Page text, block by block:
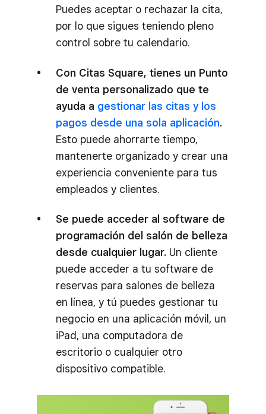
Puedes aceptar o rechazar la cita,
por lo que sigues teniendo pleno
control sobre tu calendario.
Con Citas Square, tienes un Punto
de venta personalizado que te
ayuda a gestionar las citas y los
pagos desde una sola aplicación.
Esto puede ahorrarte tiempo,
mantenerte organizado y crear una
experiencia conveniente para tus
empleados y clientes.
Se puede acceder al software de
programación del salón de belleza
desde cualquier lugar. Un cliente
puede acceder a tu software de
reservas para salones de belleza
en línea, y tú puedes gestionar tu
negocio en una aplicación móvil, un
iPad, una computadora de
escritorio o cualquier otro
dispositivo compatible.